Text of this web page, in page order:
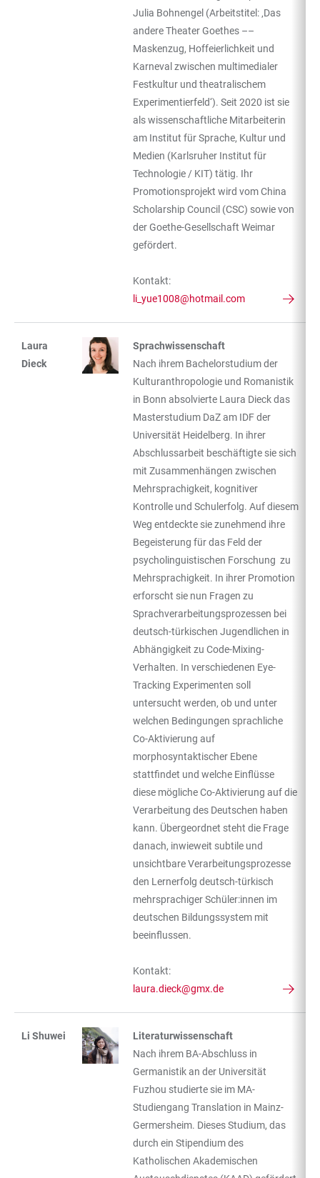
Julia Bohnengel (Arbeitstitel: ‚Das
andere Theater Goethes ––
Maskenzug, Hoffeierlichkeit und
Karneval zwischen multimedialer
Festkultur und theatralischem
Experimentierfeld‘). Seit 2020 ist sie
als wissenschaftliche Mitarbeiterin
am Institut für Sprache, Kultur und
Medien (Karlsruher Institut für
Technologie / KIT) tätig. Ihr
Promotionsprojekt wird vom China
Scholarship Council (CSC) sowie von
der Goethe-Gesellschaft Weimar
gefördert.
Kontakt:
li_yue1008@hotmail.com
Laura
Dieck
Sprachwissenschaft
Nach ihrem Bachelorstudium der
Kulturanthropologie und Romanistik
in Bonn absolvierte Laura Dieck das
Masterstudium DaZ am IDF der
Universität Heidelberg. In ihrer
Abschlussarbeit beschäftigte sie sich
mit Zusammenhängen zwischen
Mehrsprachigkeit, kognitiver
Kontrolle und Schulerfolg. Auf diesem
Weg entdeckte sie zunehmend ihre
Begeisterung für das Feld der
psycholinguistischen Forschung zu
Mehrsprachigkeit. In ihrer Promotion
erforscht sie nun Fragen zu
Sprachverarbeitungsprozessen bei
deutsch-türkischen Jugendlichen in
Abhängigkeit zu Code-Mixing-
Verhalten. In verschiedenen Eye-
Tracking Experimenten soll
untersucht werden, ob und unter
welchen Bedingungen sprachliche
Co-Aktivierung auf
morphosyntaktischer Ebene
stattfindet und welche Einflüsse
diese mögliche Co-Aktivierung auf die
Verarbeitung des Deutschen haben
kann. Übergeordnet steht die Frage
danach, inwieweit subtile und
unsichtbare Verarbeitungsprozesse
den Lernerfolg deutsch-türkisch
mehrsprachiger Schüler:innen im
deutschen Bildungssystem mit
beeinflussen.
Kontakt:
laura.dieck@gmx.de
Li Shuwei
Literaturwissenschaft
Nach ihrem BA-Abschluss in
Germanistik an der Universität
Fuzhou studierte sie im MA-
Studiengang Translation in Mainz-
Germersheim. Dieses Studium, das
durch ein Stipendium des
Katholischen Akademischen